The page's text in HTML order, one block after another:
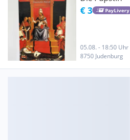
€ 3 PayLivery
05.08. - 18:50 Uhr
8750 Judenburg